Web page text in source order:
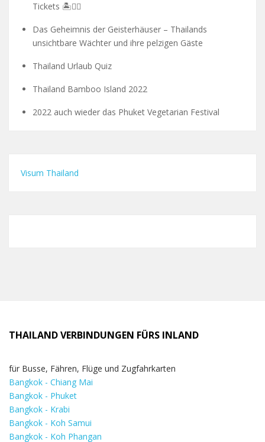
Tickets 🏝️🧗‍♂️
Das Geheimnis der Geisterhäuser – Thailands
unsichtbare Wächter und ihre pelzigen Gäste
Thailand Urlaub Quiz
Thailand Bamboo Island 2022
2022 auch wieder das Phuket Vegetarian Festival
Visum Thailand
THAILAND VERBINDUNGEN FÜRS INLAND
für Busse, Fähren, Flüge und Zugfahrkarten
Bangkok - Chiang Mai
Bangkok - Phuket
Bangkok - Krabi
Bangkok - Koh Samui
Bangkok - Koh Phangan